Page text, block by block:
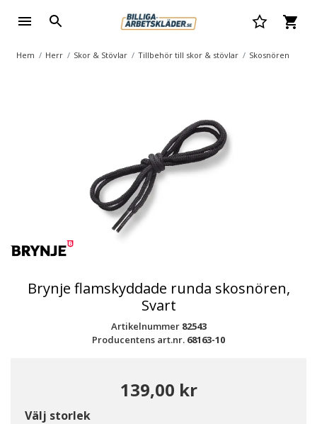
Hem Herr Skor & Stövlar Tillbehör till skor & stövlar Skosnören
Brynje flamskyddade runda skosnören,
Svart
Artikelnummer 82543
Producentens art.nr. 68163-10
139,00 kr
Välj storlek